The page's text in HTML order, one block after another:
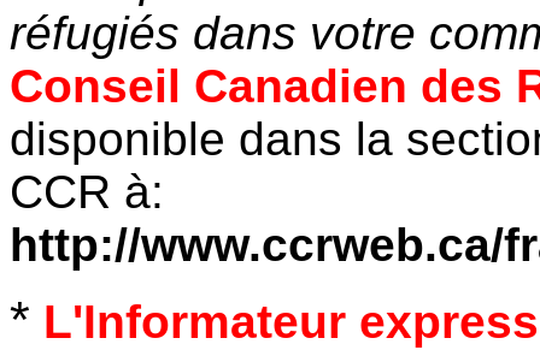
réfugiés dans votre
Conseil Canadien des
disponible dans la
CCR à:
http://www.ccrweb.ca/
* L'Informateur express